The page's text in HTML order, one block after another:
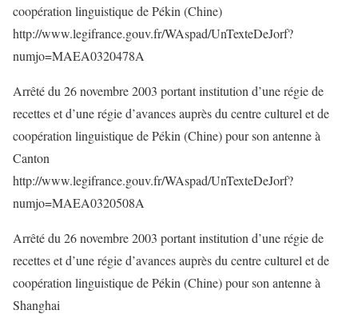
coopération linguistique de Pékin (Chine)
http://www.legifrance.gouv.fr/WAspad/UnTexteDeJorf?
numjo=MAEA0320478A
Arrêté du 26 novembre 2003 portant institution d’une régie de
recettes et d’une régie d’avances auprès du centre culturel et de
coopération linguistique de Pékin (Chine) pour son antenne à
Canton
http://www.legifrance.gouv.fr/WAspad/UnTexteDeJorf?
numjo=MAEA0320508A
Arrêté du 26 novembre 2003 portant institution d’une régie de
recettes et d’une régie d’avances auprès du centre culturel et de
coopération linguistique de Pékin (Chine) pour son antenne à
Shanghai